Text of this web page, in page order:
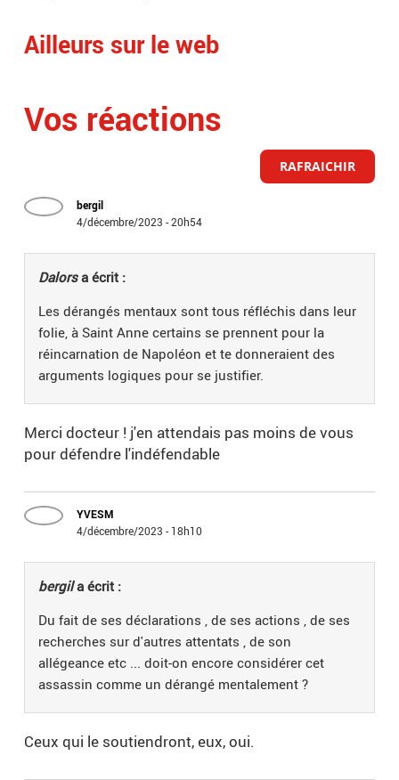
Ailleurs sur le web
Vos réactions
RAFRAICHIR
bergil
4/décembre/2023 - 20h54
Dalorsa écrit :
Les dérangés mentaux sont tous réfléchis dans leur
folie, à Saint Anne certains se prennent pour la
réincarnation de Napoléon et te donneraient des
arguments logiques pour se justifier.
Merci docteur ! j'en attendais pas moins de vous
pour défendre l'indéfendable
YVESM
4/décembre/2023 - 18h10
bergila écrit :
Du fait de ses déclarations , de ses actions , de ses
recherches sur d'autres attentats , de son
allégeance etc ... doit-on encore considérer cet
assassin comme un dérangé mentalement ?
Ceux qui le soutiendront, eux, oui.